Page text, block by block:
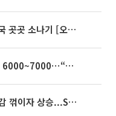
35도 안팎 무더위 이어져…전국 곳곳 소나기 [오늘 날씨]
[주간증시전망] 다음주 코스피 6000~7000⋯“外人 수급은 정책이 변수”
뉴욕증시, 연준 금리인상 기대감 꺾이자 상승...S&P500 사상 최고치 [종합]